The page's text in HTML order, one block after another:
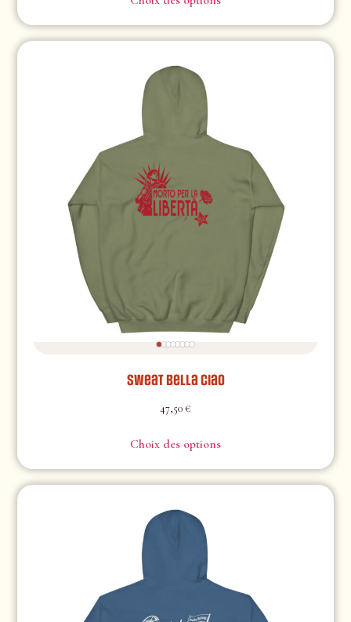
Sweat Bella Ciao
47,50€
Choix des options